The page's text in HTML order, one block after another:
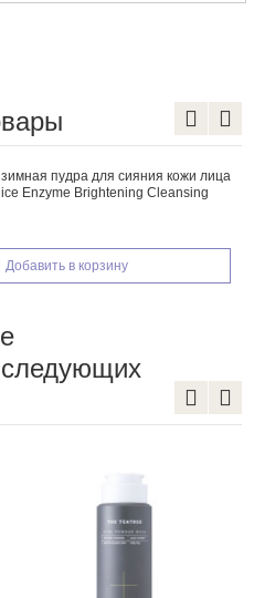
пудра для сияния кожи лица
Enzyme Brightening Cleansing
Добавить в корзину